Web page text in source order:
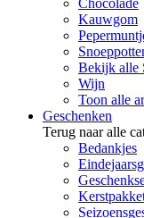
Chocolade
Kauwgom
Bekijk alle
Wijn
Toon alle
Geschenken
Terug naar alle
Bedankjes